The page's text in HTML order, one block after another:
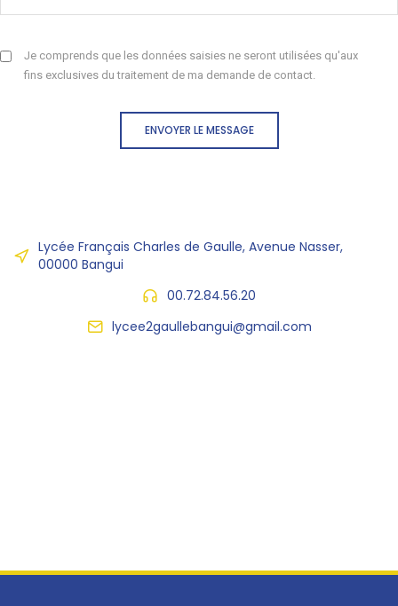
Je comprends que les données saisies ne seront utilisées qu'aux
fins exclusives du traitement de ma demande de contact.
ENVOYER LE MESSAGE
Lycée Français Charles de Gaulle, Avenue Nasser,
00000 Bangui
00.72.84.56.20
lycee2gaullebangui@gmail.com